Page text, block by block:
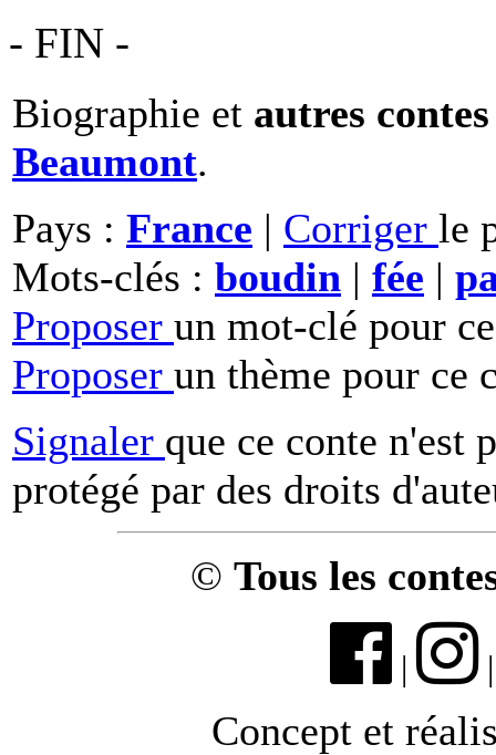
- FIN -
Biographie et autres contes
Beaumont.
Pays : France | Corriger le
Mots-clés : boudin | fée |
Proposer un mot-clé pour
Proposer un thème pour ce
Signaler que ce conte n'est
protégé par des droits
© Tous les
|
Concept et